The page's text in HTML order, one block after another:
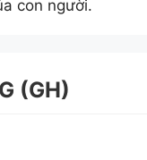
con người.
(GH)